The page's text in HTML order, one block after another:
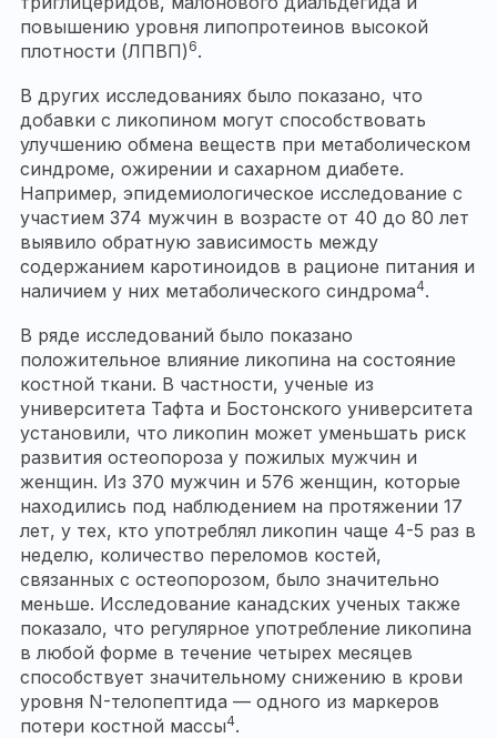
повышению уровня липопротеинов высокой
плотности (ЛПВП) 6.
В других исследованиях было показано, что
добавки с ликопином могут способствовать
улучшению обмена веществ при метаболическом
синдроме, ожирении и сахарном диабете.
Например, эпидемиологическое исследование с
участием 374 мужчин в возрасте от 40 до 80 лет
выявило обратную зависимость между
содержанием каротиноидов в рационе питания и
наличием у них метаболического синдрома4.
В ряде исследований было показано
положительное влияние ликопина на состояние
костной ткани. В частности, ученые из
университета Тафта и Бостонского университета
установили, что ликопин может уменьшать риск
развития остеопороза у пожилых мужчин и
женщин. Из 370 мужчин и 576 женщин, которые
находились под наблюдением на протяжении 17
лет, у тех, кто употреблял ликопин чаще 4-5 раз в
неделю, количество переломов костей,
связанных с остеопорозом, было значительно
меньше. Исследование канадских ученых также
показало, что регулярное употребление ликопина
в любой форме в течение четырех месяцев
способствует значительному снижению в крови
уровня N-телопептида — одного из маркеров
потери костной массы4.